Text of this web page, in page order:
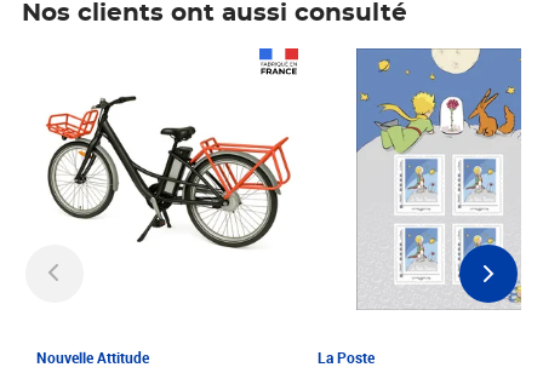
Nos clients ont aussi consulté
Nouvelle Attitude La Poste
Prix 6,25€ HT